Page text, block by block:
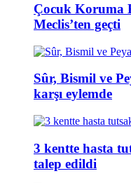
Çocuk Koruma
Meclis’ten geçti
Sûr, Bismil ve
karşı eylemde
3 kentte hasta
talep edildi